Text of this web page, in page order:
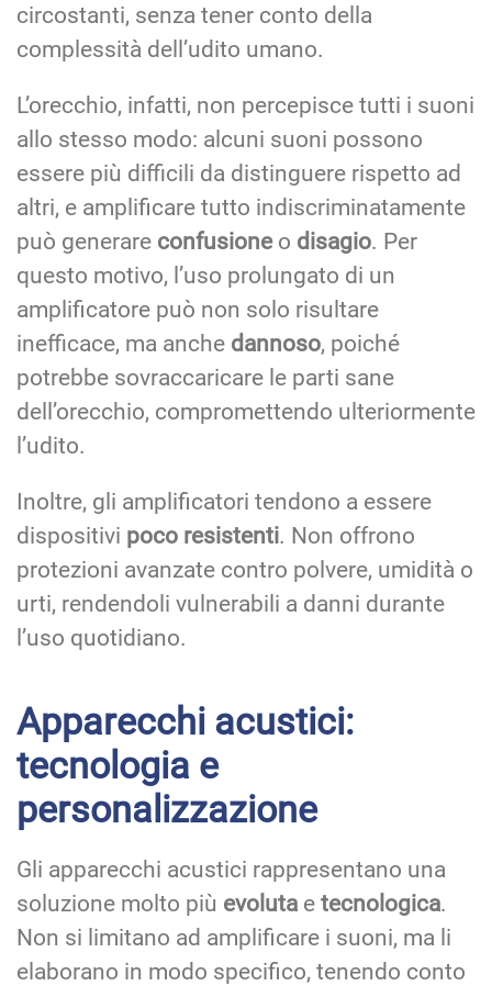
circostanti, senza tener conto della
complessità dell’udito umano.
L’orecchio, infatti, non percepisce tutti i suoni
allo stesso modo: alcuni suoni possono
essere più difficili da distinguere rispetto ad
altri, e amplificare tutto indiscriminatamente
può generare confusione o disagio. Per
questo motivo, l’uso prolungato di un
amplificatore può non solo risultare
inefficace, ma anche dannoso, poiché
potrebbe sovraccaricare le parti sane
dell’orecchio, compromettendo ulteriormente
l’udito.
Inoltre, gli amplificatori tendono a essere
dispositivi poco resistenti. Non offrono
protezioni avanzate contro polvere, umidità o
urti, rendendoli vulnerabili a danni durante
l’uso quotidiano.
Apparecchi acustici:
tecnologia e
personalizzazione
Gli apparecchi acustici rappresentano una
soluzione molto più evoluta e tecnologica.
Non si limitano ad amplificare i suoni, ma li
elaborano in modo specifico, tenendo conto